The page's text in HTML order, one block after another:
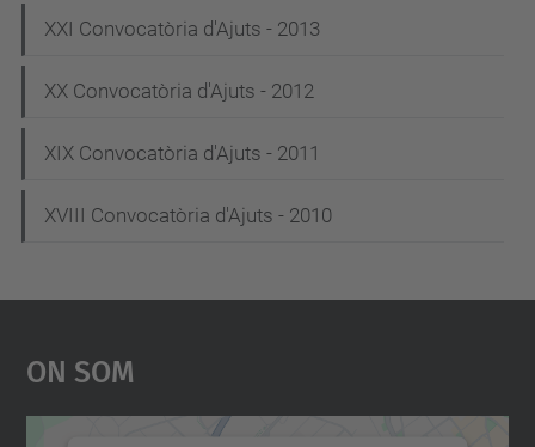
XXI Convocatòria d'Ajuts - 2013
XX Convocatòria d'Ajuts - 2012
XIX Convocatòria d'Ajuts - 2011
XVIII Convocatòria d'Ajuts - 2010
On Som